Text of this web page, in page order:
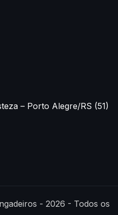
– Porto Alegre/RS (51)
- 2026 - Todos os